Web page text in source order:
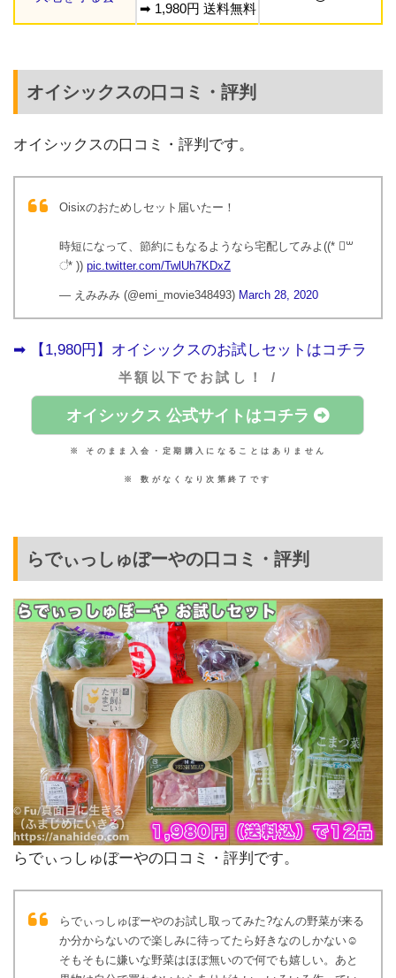
➡︎ 1,980円 送料無料
オイシックスの口コミ・評判
オイシックスの口コミ・評判です。
Oisixのおためしセット届いたー！
時短になって、節約にもなるようなら宅配してみよ((* ॑꒳
॑* )) pic.twitter.com/TwlUh7KDxZ
— えみみみ (@emi_movie348493) March 28, 2020
➡︎ 【1,980円】オイシックスのお試しセットはコチラ
半額以下でお試し！ /
オイシックス 公式サイトはコチラ
※ そのまま入会・定期購入になることはありません
※ 数がなくなり次第終了です
らでぃっしゅぼーやの口コミ・評判
らでぃっしゅぼーやの口コミ・評判です。
らでぃっしゅぼーやのお試し取ってみた?なんの野菜が来る
か分からないので楽しみに待ってたら好きなのしかない☺️
そもそもに嫌いな野菜はほぼ無いので何でも嬉しい。あと